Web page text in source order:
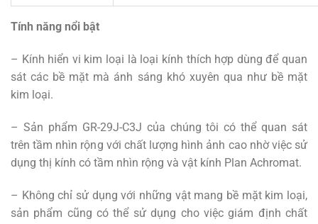
Tính năng nổi bật
– Kính hiển vi kim loại là loại kính thích hợp dùng để quan
sát các bề mặt mà ánh sáng khó xuyên qua như bề mặt
kim loại.
– Sản phẩm GR-29J-C3J của chúng tôi có thể quan sát
trên tầm nhìn rộng với chất lượng hình ảnh cao nhờ việc sử
dụng thị kính có tầm nhìn rộng và vật kính Plan Achromat.
– Không chỉ sử dụng với những vật mang bề mặt kim loại,
sản phẩm cũng có thể sử dụng cho việc giám định chất